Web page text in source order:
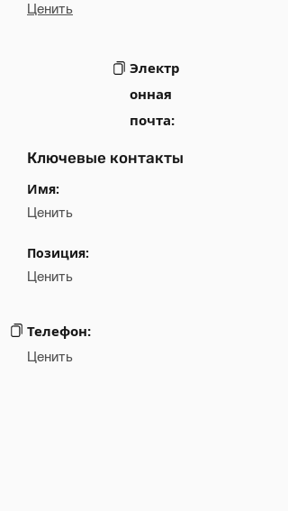
Ценить
Электр
онная
почта:
Ключевые контакты
Имя:
Ценить
Позиция:
Ценить
Телефон:
Ценить